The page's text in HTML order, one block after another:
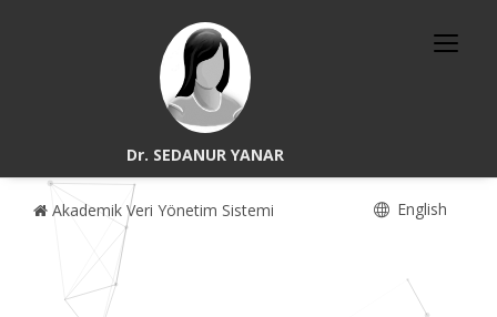
Dr. SEDANUR YANAR
Akademik Veri Yönetim Sistemi English